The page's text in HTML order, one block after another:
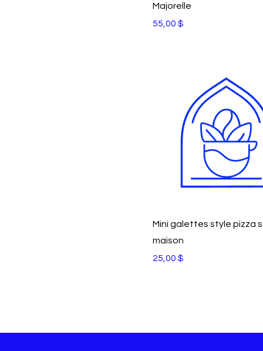
Majorelle
Prix
55,00 $
Mini galettes style pizza
maison
Prix
25,00 $